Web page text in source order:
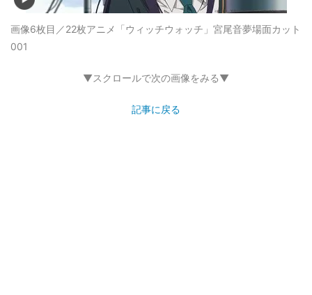
画像6枚目／22枚アニメ「ウィッチウォッチ」宮尾音夢場面カット
001
▼スクロールで次の画像をみる▼
記事に戻る